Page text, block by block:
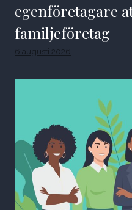
egenföretagare
familjeföretag
6 augusti 2026